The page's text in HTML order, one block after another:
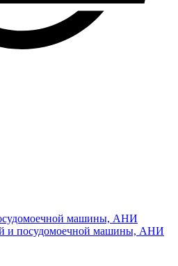
машины, АНИ
и посудомоечной машины, АНИ